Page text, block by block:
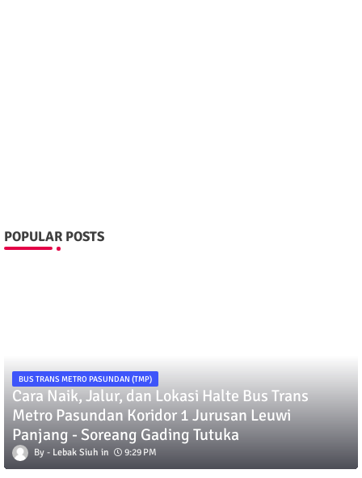
POPULAR POSTS
BUS TRANS METRO PASUNDAN (TMP)
Cara Naik, Jalur, dan Lokasi Halte Bus Trans
Metro Pasundan Koridor 1 Jurusan Leuwi
Panjang - Soreang Gading Tutuka
Lebak Siuh 9:29 PM